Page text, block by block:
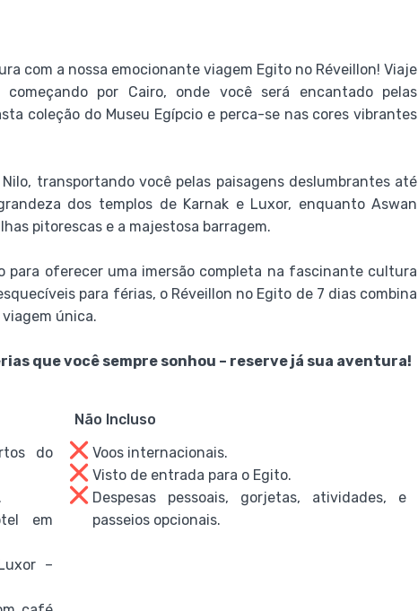
com a nossa emocionante viagem Egito no Réveillon! Viaje
por Cairo, onde você será encantado pelas
coleção do Museu Egípcio e perca-se nas cores vibrantes
transportando você pelas paisagens deslumbrantes até
dos templos de Karnak e Luxor, enquanto Aswan
pitorescas e a majestosa barragem.
para oferecer uma imersão completa na fascinante cultura
para férias, o Réveillon no Egito de 7 dias combina
única.
que você sempre sonhou – reserve já sua aventura!
do
em
–
Não Incluso
Voos internacionais.
Visto de entrada para o Egito.
Despesas pessoais, gorjetas, atividades, e
passeios opcionais.